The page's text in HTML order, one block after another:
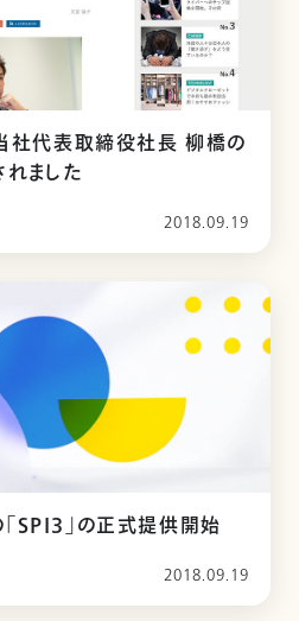
社代表取締役社長 柳橋の
ました
2018.09.19
SPI3」の正式提供開始
2018.09.19